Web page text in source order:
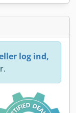
log ind,